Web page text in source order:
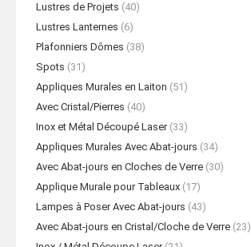
Lustres de Projets (40)
Lustres Lanternes (6)
Plafonniers Dômes (38)
Spots (31)
Appliques Murales en Laiton (51)
Avec Cristal/Pierres (40)
Inox et Métal Découpé Laser (33)
Appliques Murales Avec Abat-jours (34)
Avec Abat-jours en Cloches de Verre (30)
Applique Murale pour Tableaux (17)
Lampes à Poser Avec Abat-jours (43)
Avec Abat-jours en Cristal/Cloche de Verre (23)